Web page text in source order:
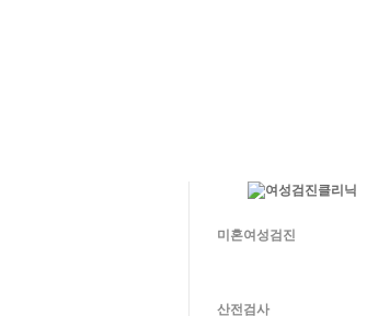
미혼여성검진
산전검사